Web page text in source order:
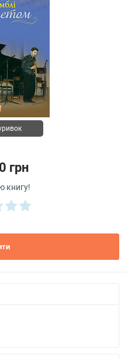
грн
книгу!